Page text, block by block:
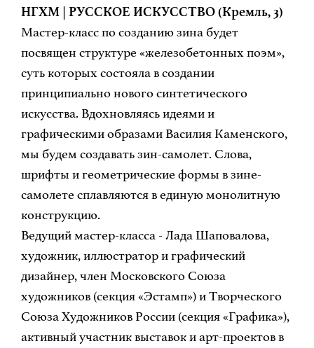
НГХМ | РУССКОЕ ИСКУССТВО (Кремль, 3)
Мастер-класс по созданию зина будет
посвящен структуре «железобетонных поэм»,
суть которых состояла в создании
принципиально нового синтетического
искусства. Вдохновляясь идеями и
графическими образами Василия Каменского,
мы будем создавать зин-самолет. Слова,
шрифты и геометрические формы в зине-
самолете сплавляются в единую монолитную
конструкцию.
Ведущий мастер-класса - Лада Шаповалова,
художник, иллюстратор и графический
дизайнер, член Московского Союза
художников (секция «Эстамп») и Творческого
Союза Художников России (секция «Графика»),
активный участник выставок и арт-проектов в